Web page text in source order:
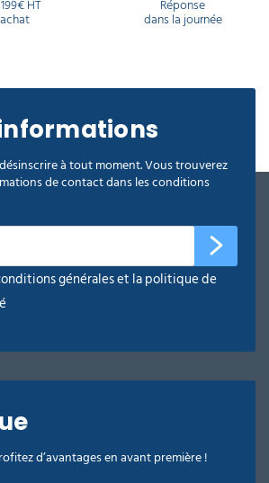
HT
Réponse
dans la journée
à tout moment. Vous trouverez
de contact dans les conditions
générales et la politique de
d’avantages en avant première !